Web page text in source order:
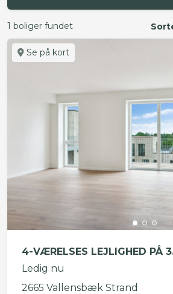
1 boliger fundet
Se på kort
4-VÆRELSES LEJLIGHED PÅ
Ledig nu
2665 Vallensbæk Strand